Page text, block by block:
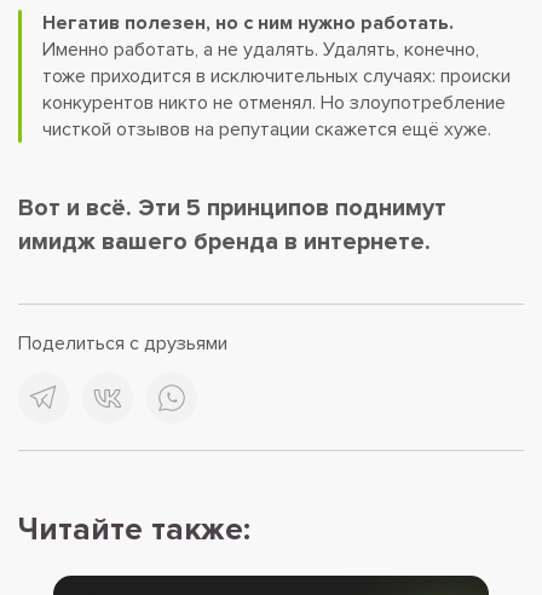
Негатив полезен, но с ним нужно работать.
Именно работать, а не удалять. Удалять, конечно,
тоже приходится в исключительных случаях: происки
конкурентов никто не отменял. Но злоупотребление
чисткой отзывов на репутации скажется ещё хуже.
Вот и всё. Эти 5 принципов поднимут
имидж вашего бренда в интернете.
Поделиться с друзьями
Читайте также: